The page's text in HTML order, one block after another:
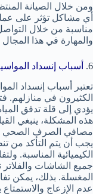
ومن خلال الصيانة
أي مشاكل تؤثر على
مناسبة من خلال
والمهارة في هذا
6.
أسباب إنسداد
تعتبر أسباب إنسداد
الكثيرون في منازلهم.
يؤدي إلى قلة تدفق
هذه المشكلة، ينبغي
مصافي الصرف الصحي
يجب أن يتم التأكد من
الكيميائية المناسبة.
جميع الشاشات
المغسلة. بذلك، يمكن
عدم الإزعاج